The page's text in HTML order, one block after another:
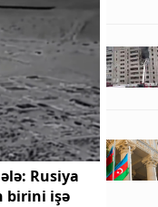
Rusiya
birini işə